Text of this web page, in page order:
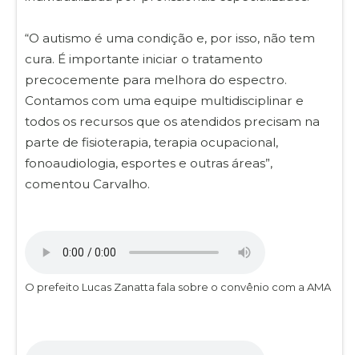
“O autismo é uma condição e, por isso, não tem
cura. É importante iniciar o tratamento
precocemente para melhora do espectro.
Contamos com uma equipe multidisciplinar e
todos os recursos que os atendidos precisam na
parte de fisioterapia, terapia ocupacional,
fonoaudiologia, esportes e outras áreas”,
comentou Carvalho.
O prefeito Lucas Zanatta fala sobre o convênio com a AMA